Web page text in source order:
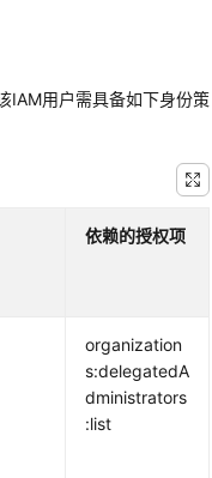
IAM用户需具备如下身份策
依赖的授权项
organization
s:delegatedA
dministrators
:list